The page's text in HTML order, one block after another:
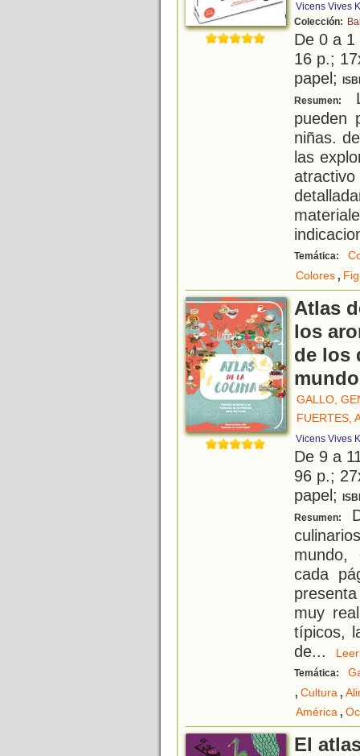
Vicens Vives
Colección:
De 0 a
16 p.;
papel;
Resumen:
pueden
niñas.
las
Temática:
Colores,
Atlas
los
de los
mundo
GALLO,
FUERTES,
Vicens Vives
De 9 a
96 p.;
papel;
Resumen:
mundo,
cada
muy
típicos,
de...
Temática:
, Cultura,
América,
El